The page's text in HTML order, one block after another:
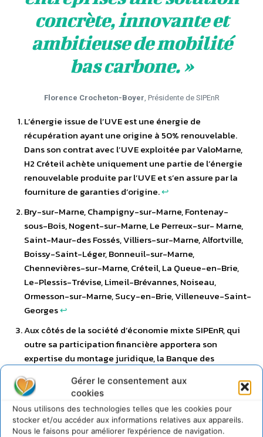
Gérer le consentement aux
cookies
Nous utilisons des technologies telles que les cookies pour
stocker et/ou accéder aux informations relatives aux appareils.
Nous le faisons pour améliorer l’expérience de navigation.
concrète, innovante et
ambitieuse de mobilité
bas carbone.»
Florence Crocheton-Boyer, Présidente de SIPEnR
L’énergie issue de l’UVE est une énergie de
récupération ayant une origine à 50% renouvelable.
Dans son contrat avec l’UVE exploitée par ValoMarne,
H2 Créteil achète uniquement une partie de l’énergie
renouvelable produite par l’UVE et s’en assure par la
fourniture de garanties d’origine.↩︎
Bry-sur-Marne, Champigny-sur-Marne, Fontenay-
sous-Bois, Nogent-sur-Marne, Le Perreux-sur- Marne,
Saint-Maur-des Fossés, Villiers-sur-Marne, Alfortville,
Boissy-Saint-Léger, Bonneuil-sur-Marne,
Chennevières-sur-Marne, Créteil, La Queue-en-Brie,
Le-Plessis-Trévise, Limeil-Brévannes, Noiseau,
Ormesson-sur-Marne, Sucy-en-Brie, Villeneuve-Saint-
Georges↩︎
Aux côtés de la société d’économie mixte SIPEnR, qui
outre sa participation financière apportera son
expertise du montage juridique, la Banque des
mise en œuvre du programme CEF Transport
Alternative Fuels Infrastructure Facility de la
Commission Européenne, apporte le solde du besoin en
fonds propres du projet.↩︎